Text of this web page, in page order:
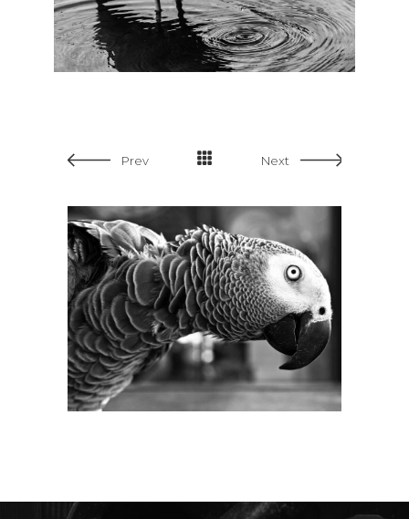
Prev Next
SMALL SLIDER LEFT